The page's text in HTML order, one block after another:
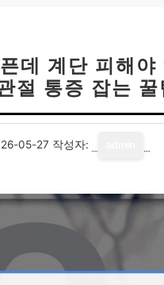
데 계단 피해야
절 통증 잡는 꿀
05-27 작성자: